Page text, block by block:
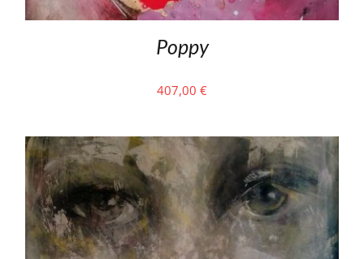
Poppy
407,00 €